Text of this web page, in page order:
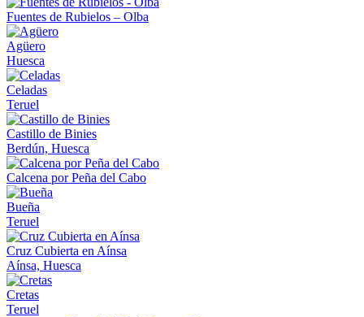
Fuentes de Rubielos – Olba
Agüero
Huesca
Celadas
Teruel
Castillo de Binies
Berdún, Huesca
Calcena por Peña del Cabo
Bueña
Teruel
Cruz Cubierta en Aínsa
Aínsa, Huesca
Cretas
Teruel